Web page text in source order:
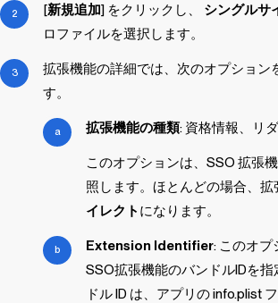
[新規追加] をクリックし、 シングルサ
ロファイルを選択します。
拡張機能の詳細では、次のオプション
す。
拡張機能の種類: 資格情報、リ
このオプションは、SSO 拡張
照します。ほとんどの場合、拡
イレクト になります。
Extension Identifier: このオプ
SSO拡張機能のバンドルIDを
ドル ID は、アプリのinfo.plist